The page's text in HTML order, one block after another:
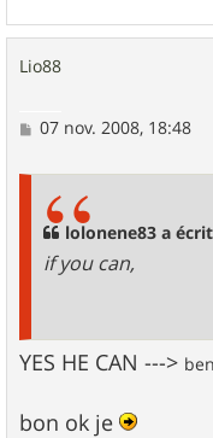
Lio88
M
07 nov. 2008, 18:48
lolonene83 a
if you can,
YES HE CAN --->
bon ok je